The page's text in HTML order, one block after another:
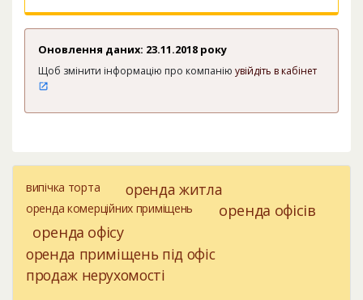
Оновлення даних: 23.11.2018 року
Щоб змінити інформацію про компанію увійдіть в кабінет
випічка торта оренда житла
оренда комерційних приміщень
оренда офісів
оренда офісу
оренда приміщень під офіс
продаж нерухомості